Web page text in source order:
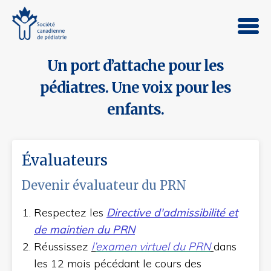
Un port d’attache pour les
pédiatres. Une voix pour les
enfants.
Évaluateurs
Devenir évaluateur du PRN
Respectez les Directive d'admissibilité et
de maintien du PRN
Réussissez l’examen virtuel du PRN dans
les 12 mois pécédant le cours des